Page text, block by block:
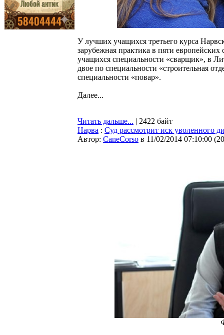
У лучших учащихся третьего курса
зарубежная практика в пяти
учащихся специальности «сварщик», в
двое по специальности «строительная
специальности «повар».
Далее...
Читать дальше... | 2422 байт
Нарва : Суд рассмотрит иск уволенного
Автор: CaneCorso в 11/02/2014 07:10:00 (